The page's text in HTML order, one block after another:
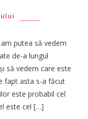
putea să vedem
de-a lungul
să vedem care este
fapt asta s-a făcut
este probabil cel
este cel […]